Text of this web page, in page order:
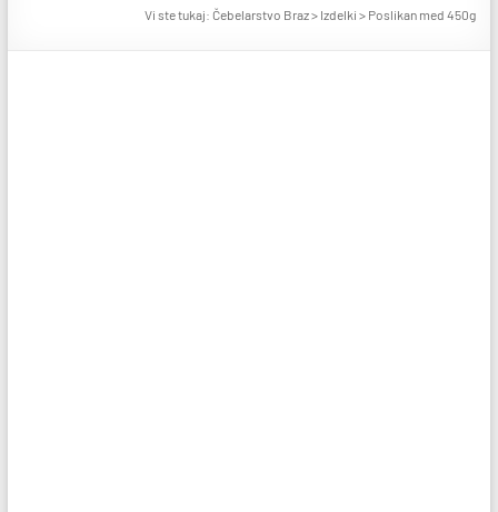
Vi ste tukaj: Čebelarstvo Braz> Izdelki > Poslikan med 450g